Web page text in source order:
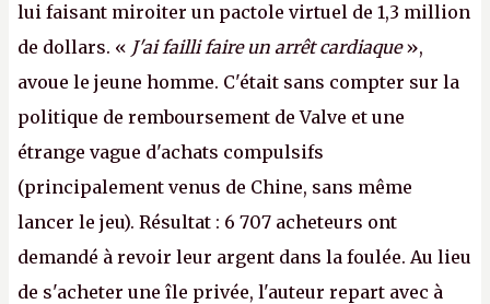
lui faisant miroiter un pactole virtuel de 1,3 million
de dollars. « J'ai failli faire un arrêt cardiaque»,
avoue le jeune homme. C'était sans compter sur la
politique de remboursement de Valve et une
étrange vague d'achats compulsifs
(principalement venus de Chine, sans même
lancer le jeu). Résultat : 6 707 acheteurs ont
demandé à revoir leur argent dans la foulée. Au lieu
de s'acheter une île privée, l'auteur repart avec à